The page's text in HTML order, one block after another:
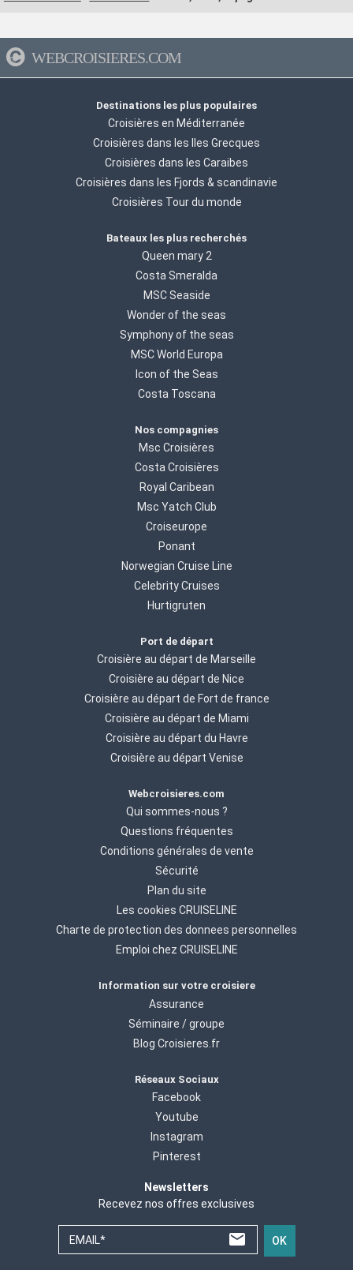
WEBCROISIERES.COM
Destinations les plus populaires
Croisières en Méditerranée
Croisières dans les Iles Grecques
Croisières dans les Caraibes
Croisières dans les Fjords & scandinavie
Croisières Tour du monde
Bateaux les plus recherchés
Queen mary 2
Costa Smeralda
MSC Seaside
Wonder of the seas
Symphony of the seas
MSC World Europa
Icon of the Seas
Costa Toscana
Nos compagnies
Msc Croisières
Costa Croisières
Royal Caribean
Msc Yatch Club
Croiseurope
Ponant
Norwegian Cruise Line
Celebrity Cruises
Hurtigruten
Port de départ
Croisière au départ de Marseille
Croisière au départ de Nice
Croisière au départ de Fort de france
Croisière au départ de Miami
Croisière au départ du Havre
Croisière au départ Venise
Webcroisieres.com
Qui sommes-nous ?
Questions fréquentes
Conditions générales de vente
Sécurité
Plan du site
Les cookies CRUISELINE
Charte de protection des donnees personnelles
Emploi chez CRUISELINE
Information sur votre croisiere
Assurance
Séminaire / groupe
Blog Croisieres.fr
Réseaux Sociaux
Facebook
Youtube
Instagram
Pinterest
Newsletters
Recevez nos offres exclusives
EMAIL* OK